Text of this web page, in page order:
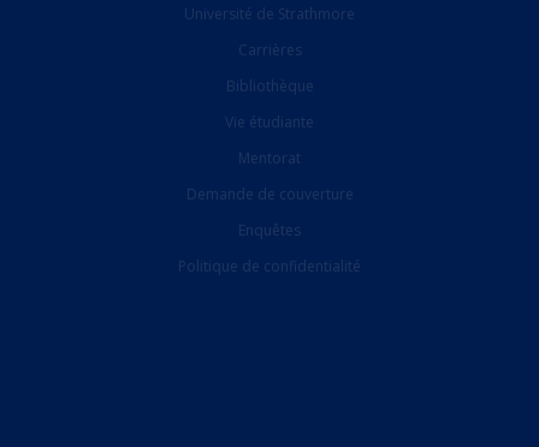
Université de Strathmore
Carrières
Bibliothèque
Vie étudiante
Mentorat
Demande de couverture
Enquêtes
Politique de confidentialité